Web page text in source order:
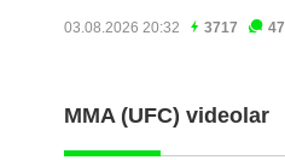
03.08.2026 20:32 3717 47
MMA (UFC) videolar